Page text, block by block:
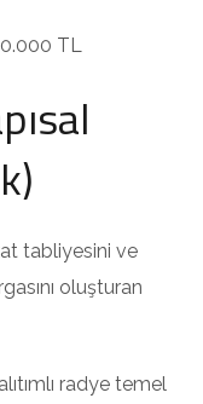
TL
tabliyesini ve
oluşturan
radye temel